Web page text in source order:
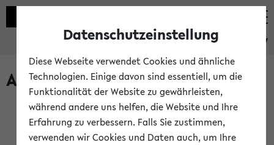
eKVV
Archivierte Studiengänge
Anglistik: British and American Studies / B.A.
(Einschreibung bis WiSe 16/17)
Datenschutzeinstellung
Diese Webseite verwendet Cookies und ähnliche
Technologien. Einige davon sind essentiell, um die
Funktionalität der Website zu gewährleisten,
während andere uns helfen, die Website und Ihre
Erfahrung zu verbessern. Falls Sie zustimmen,
verwenden wir Cookies und Daten auch, um Ihre